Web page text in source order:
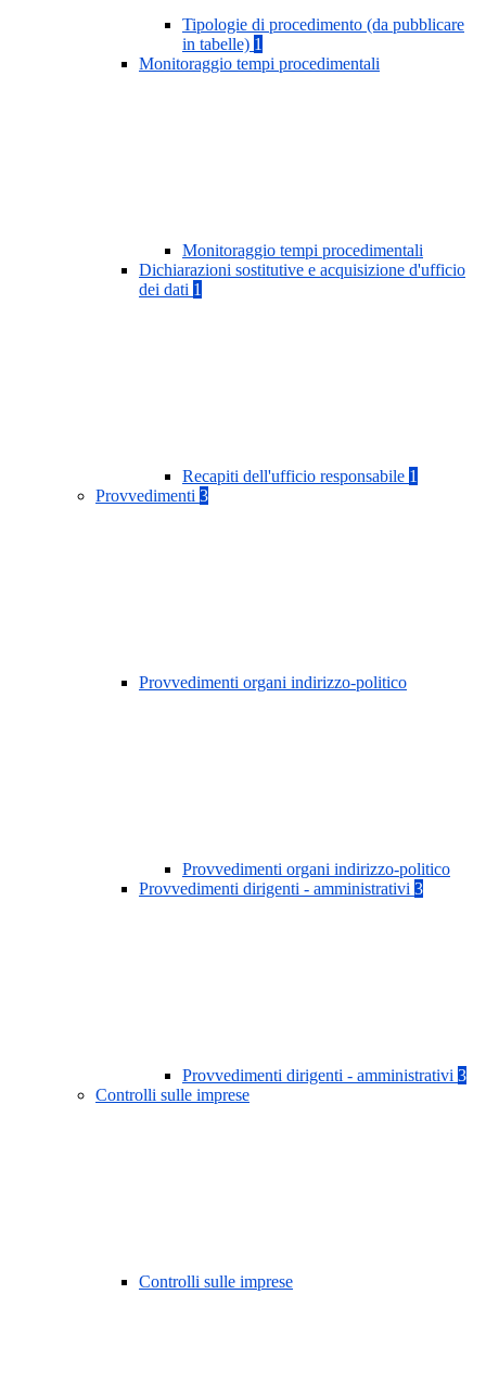
Tipologie di procedimento (da pubblicare
in tabelle) 1
Monitoraggio tempi procedimentali
Monitoraggio tempi procedimentali
Dichiarazioni sostitutive e acquisizione d'ufficio
dei dati 1
Recapiti dell'ufficio responsabile 1
Provvedimenti 3
Provvedimenti organi indirizzo-politico
Provvedimenti organi indirizzo-politico
Provvedimenti dirigenti - amministrativi 3
Provvedimenti dirigenti - amministrativi 3
Controlli sulle imprese
Controlli sulle imprese